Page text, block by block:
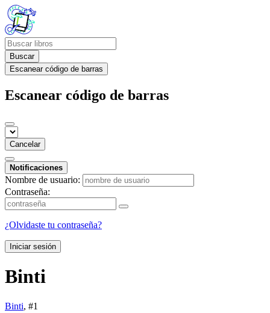
Buscar
Escanear código de barras
Escanear código de barras
Cancelar
Notificaciones
Nombre de usuario:
Contraseña:
¿Olvidaste tu contraseña?
Iniciar sesión
Binti
Binti, #1